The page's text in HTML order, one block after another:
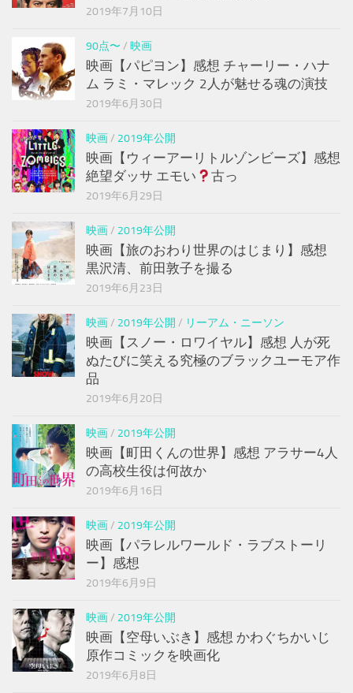
2019年7月10日
90点〜 / 映画
映画【パピヨン】感想 チャーリー・ハナ
ム ラミ・マレック 2人が魅せる魂の演技
2019年6月30日
映画/ 2019年公開
映画【ウィーアーリトルゾンビーズ】感想
絶望ダッサ エモい
古っ
2019年6月29日
映画/ 2019年公開
映画【旅のおわり世界のはじまり】感想
黒沢清、前田敦子を撮る
2019年6月23日
映画/ 2019年公開 / リーアム・ニーソン
映画【スノー・ロワイヤル】感想 人が死
ぬたびに笑える究極のブラックユーモア作
品
2019年6月20日
映画/ 2019年公開
映画【町田くんの世界】感想 アラサー4人
の高校生役は何故か
2019年6月16日
映画/ 2019年公開
映画【パラレルワールド・ラブストーリ
ー】感想
2019年6月9日
映画/ 2019年公開
映画【空母いぶき】感想 かわぐちかいじ
原作コミックを映画化
2019年6月8日